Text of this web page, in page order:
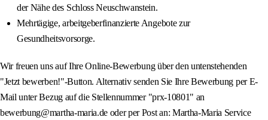
der Nähe des Schloss Neuschwanstein.
Mehrtägige, arbeitgeberfinanzierte Angebote zur
Gesundheitsvorsorge.
Wir freuen uns auf Ihre Online-Bewerbung über den untenstehenden
"Jetzt bewerben!"-Button. Alternativ senden Sie Ihre Bewerbung per E-
Mail unter Bezug auf die Stellennummer "prx-10801" an
bewerbung@martha-maria.de oder per Post an: Martha-Maria Service